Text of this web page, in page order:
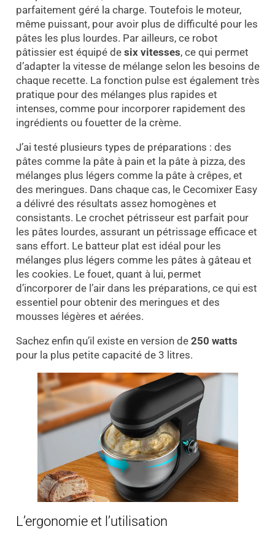
parfaitement géré la charge. Toutefois le moteur,
même puissant, pour avoir plus de difficulté pour les
pâtes les plus lourdes. Par ailleurs, ce robot
pâtissier est équipé de six vitesses, ce qui permet
d’adapter la vitesse de mélange selon les besoins de
chaque recette. La fonction pulse est également très
pratique pour des mélanges plus rapides et
intenses, comme pour incorporer rapidement des
ingrédients ou fouetter de la crème.
J’ai testé plusieurs types de préparations : des
pâtes comme la pâte à pain et la pâte à pizza, des
mélanges plus légers comme la pâte à crêpes, et
des meringues. Dans chaque cas, le Cecomixer Easy
a délivré des résultats assez homogènes et
consistants. Le crochet pétrisseur est parfait pour
les pâtes lourdes, assurant un pétrissage efficace et
sans effort. Le batteur plat est idéal pour les
mélanges plus légers comme les pâtes à gâteau et
les cookies. Le fouet, quant à lui, permet
d’incorporer de l’air dans les préparations, ce qui est
essentiel pour obtenir des meringues et des
mousses légères et aérées.
Sachez enfin qu’il existe en version de 250 watts
pour la plus petite capacité de 3 litres.
L’ergonomie et l’utilisation